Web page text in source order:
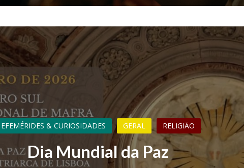
EFEMÉRIDES & CURIOSIDADES GERAL RELIGIÃO
Dia Mundial da Paz